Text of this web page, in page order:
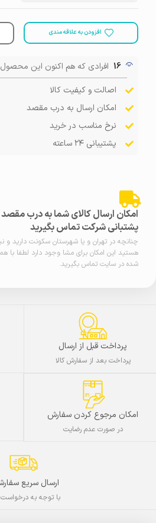
افزودن به علاقه مندی
16 افرادی که هم اکنون این محصول
اصالت و کیفیت کالا
امکان ارسال به درب مقصد
نرخ مناسب در خرید
پشتیبانی ۲۴ ساعته
امکان ارسال کالای شما به درب مقصد
پشتبانی شرکت تماس بگیرید
چنانچه در تهران و یا شهرستان سکونت دارید و
هستید این امکان برای مشا وجود دارد لطفا با
شده در سایت تماس بگیرید.
پرداخت قبل از ارسال
پرداخت بعد از سفارش کالا
امکان مرجوع کردن سفارش
در صورت عدم رضایت
ارسال سریع
با توجه به